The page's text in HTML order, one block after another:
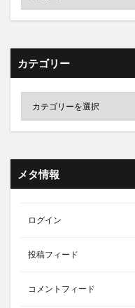
カテゴリー
メタ情報
ログイン
投稿フィード
コメントフィード